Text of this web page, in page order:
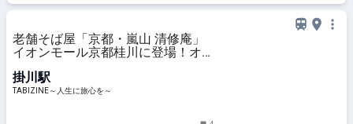
老舗そば屋「京都・嵐山 清修庵」
イオンモール京都桂川に登場！オー
| TABIZINE～人生に旅心を～
掛川駅
TABIZINE～人生に旅心を～